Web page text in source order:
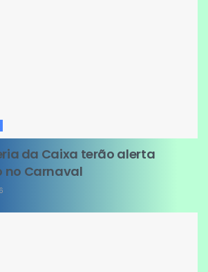
da Caixa terão alerta
no Carnaval